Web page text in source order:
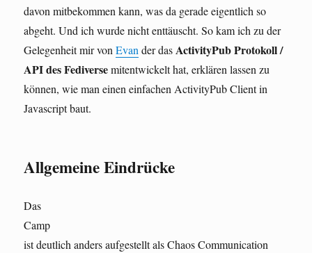
davon mitbekommen kann, was da gerade eigentlich so
abgeht. Und ich wurde nicht enttäuscht. So kam ich zu der
Gelegenheit mir vonEvan der das ActivityPub Protokoll /
API des Fediversemitentwickelt hat, erklären lassen zu
können, wie man einen einfachen ActivityPub Client in
Javascript baut.
Allgemeine Eindrücke
Das
Camp
ist deutlich anders aufgestellt als Chaos Communication